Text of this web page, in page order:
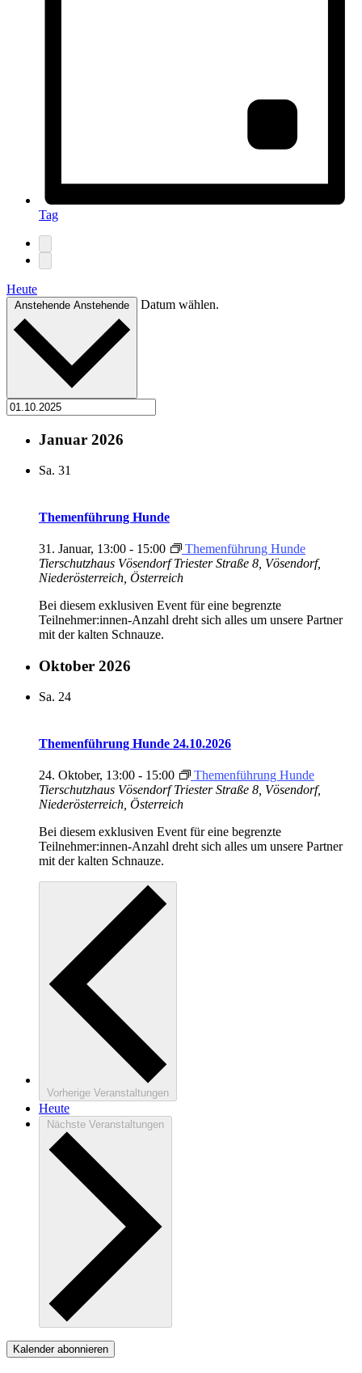
Tag
Heute
Anstehende Anstehende Datum wählen.
Januar 2026
Sa. 31
Themenführung Hunde
31. Januar, 13:00 - 15:00
Themenführung Hunde
Tierschutzhaus VösendorfTriester Straße 8, Vösendorf,
Niederösterreich, Österreich
Bei diesem exklusiven Event für eine begrenzte
Teilnehmer:innen-Anzahl dreht sich alles um unsere Partner
mit der kalten Schnauze.
Oktober 2026
Sa. 24
Themenführung Hunde 24.10.2026
24. Oktober, 13:00 - 15:00
Themenführung Hunde
Tierschutzhaus VösendorfTriester Straße 8, Vösendorf,
Niederösterreich, Österreich
Bei diesem exklusiven Event für eine begrenzte
Teilnehmer:innen-Anzahl dreht sich alles um unsere Partner
mit der kalten Schnauze.
Vorherige Veranstaltungen
Heute
Nächste Veranstaltungen
Kalender abonnieren